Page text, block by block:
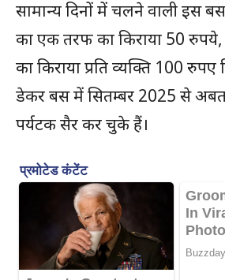
सामान्य दिनों में चलने वाली इस बस
का एक तरफ का किराया 50
का किराया प्रति व्यक्ति 100 रुपए
डेकर बस में सितम्बर 2025 से
पर्यटक सैर कर चुके हैं।